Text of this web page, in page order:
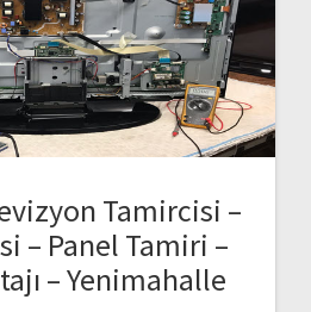
Tamircisi –
– Panel Tamiri –
– Yenimahalle